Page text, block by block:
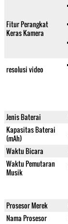
Fitur Perangkat
Keras Kamera
resolusi video
Jenis Baterai
Kapasitas Baterai
(mAh)
Waktu Bicara
Waktu Pemutaran
Musik
Prosesor Merek
Nama Prosesor